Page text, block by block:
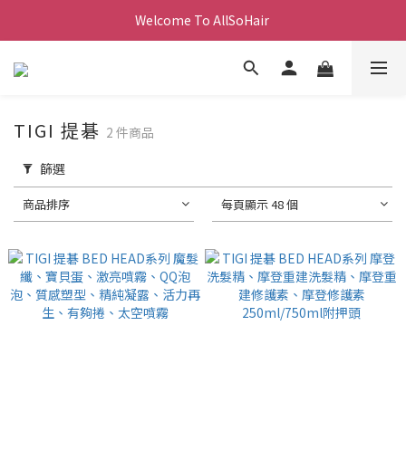
Welcome To AllSoHair
TIGI 提碁 2 件商品
篩選
商品排序 每頁顯示 48 個